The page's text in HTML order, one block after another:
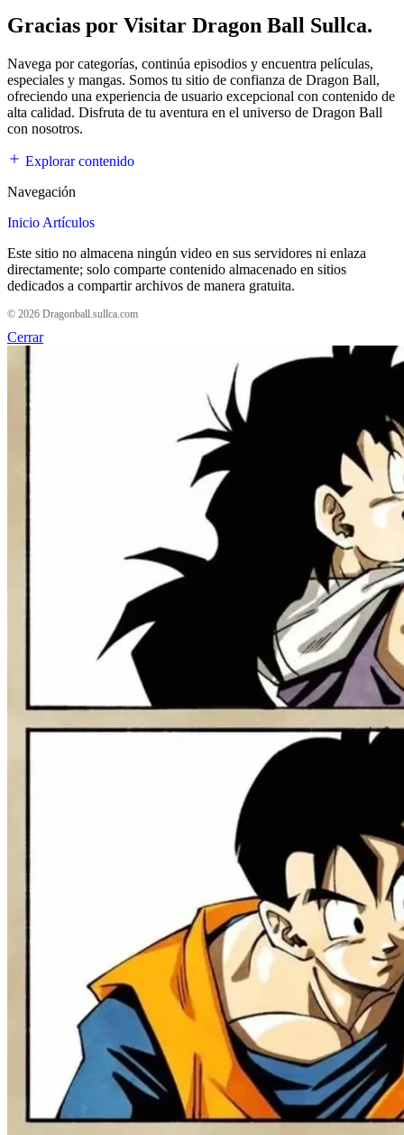
Gracias por Visitar Dragon Ball Sullca.
Navega por categorías, continúa episodios y encuentra películas,
especiales y mangas. Somos tu sitio de confianza de Dragon Ball,
ofreciendo una experiencia de usuario excepcional con contenido de
alta calidad. Disfruta de tu aventura en el universo de Dragon Ball
con nosotros.
Explorar contenido
Navegación
Inicio Artículos
Este sitio no almacena ningún video en sus servidores ni enlaza
directamente; solo comparte contenido almacenado en sitios
dedicados a compartir archivos de manera gratuita.
© 2026 Dragonball.sullca.com
Cerrar